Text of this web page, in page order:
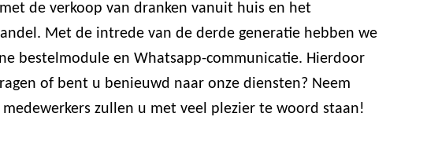
de verkoop van dranken vanuit huis en het
Met de intrede van de derde generatie hebben we
bestelmodule en Whatsapp-communicatie. Hierdoor
of bent u benieuwd naar onze diensten? Neem
zullen u met veel plezier te woord staan!